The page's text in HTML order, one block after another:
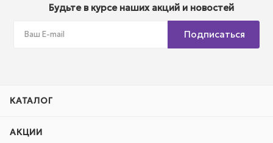
Будьте в курсе наших акций и новостей
Подписаться
КАТАЛОГ
АКЦИИ